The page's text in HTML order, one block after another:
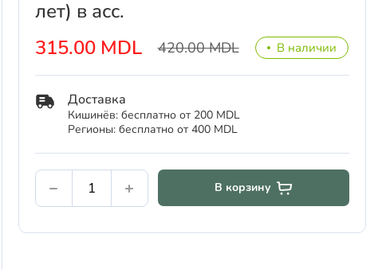
лет) в асс.
315.00 MDL
420.00 MDL В наличии
Доставка
Кишинёв: бесплатно от 200 MDL
Регионы: бесплатно от 400 MDL
В корзину